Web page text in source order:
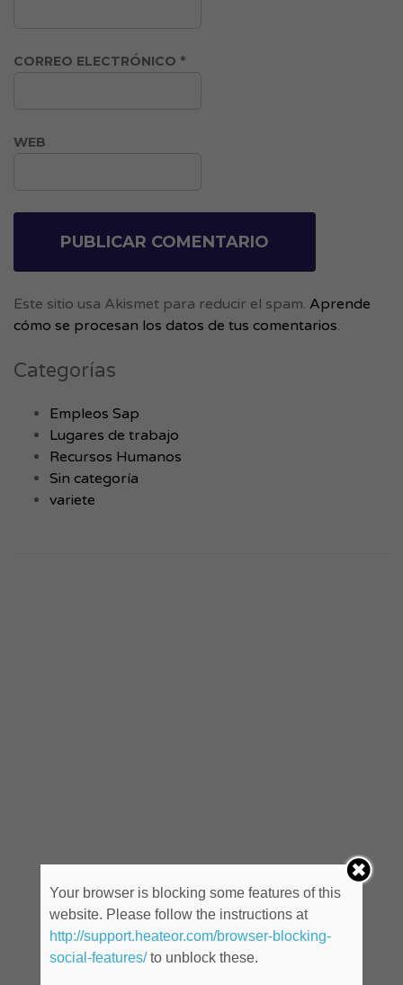
CORREO ELECTRÓNICO *
WEB
Este sitio usa Akismet para reducir el spam. Aprende
cómo se procesan los datos de tus comentarios.
Categorías
Empleos Sap
Lugares de trabajo
Recursos Humanos
Sin categoría
variete
Your browser is blocking some features of this
website. Please follow the instructions at
http://support.heateor.com/browser-blocking-
social-features/to unblock these.